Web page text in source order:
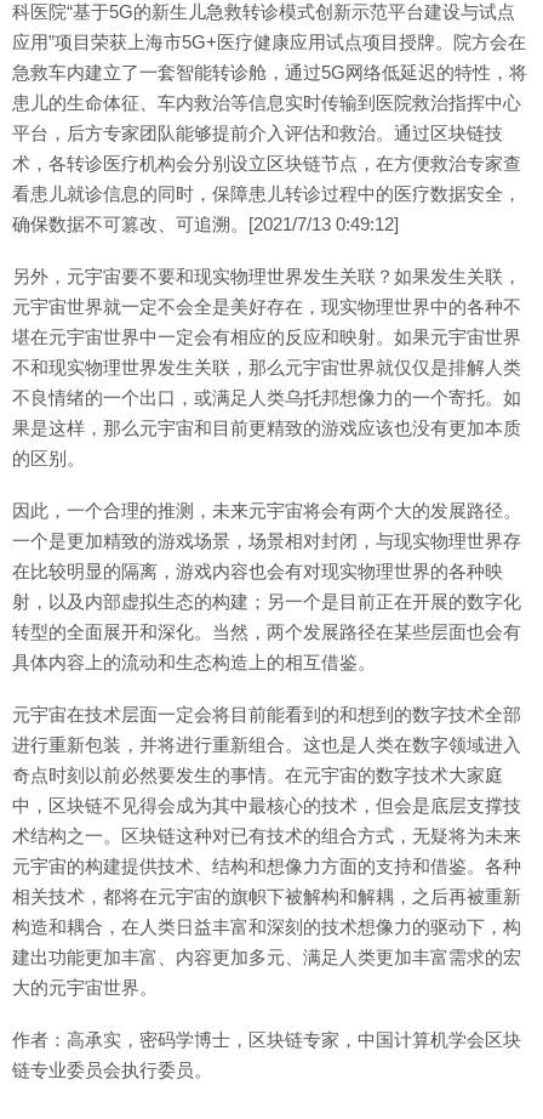
科医院“基于5G的新生儿急救转诊模式创新示范平台建设与试点
应用”项目荣获上海市5G+医疗健康应用试点项目授牌。院方会在
急救车内建立了一套智能转诊舱，通过5G网络低延迟的特性，将
患儿的生命体征、车内救治等信息实时传输到医院救治指挥中心
平台，后方专家团队能够提前介入评估和救治。通过区块链技
术，各转诊医疗机构会分别设立区块链节点，在方便救治专家查
看患儿就诊信息的同时，保障患儿转诊过程中的医疗数据安全，
确保数据不可篡改、可追溯。[2021/7/13 0:49:12]
另外，元宇宙要不要和现实物理世界发生关联？如果发生关联，
元宇宙世界就一定不会全是美好存在，现实物理世界中的各种不
堪在元宇宙世界中一定会有相应的反应和映射。如果元宇宙世界
不和现实物理世界发生关联，那么元宇宙世界就仅仅是排解人类
不良情绪的一个出口，或满足人类乌托邦想像力的一个寄托。如
果是这样，那么元宇宙和目前更精致的游戏应该也没有更加本质
的区别。
因此，一个合理的推测，未来元宇宙将会有两个大的发展路径。
一个是更加精致的游戏场景，场景相对封闭，与现实物理世界存
在比较明显的隔离，游戏内容也会有对现实物理世界的各种映
射，以及内部虚拟生态的构建；另一个是目前正在开展的数字化
转型的全面展开和深化。当然，两个发展路径在某些层面也会有
具体内容上的流动和生态构造上的相互借鉴。
元宇宙在技术层面一定会将目前能看到的和想到的数字技术全部
进行重新包装，并将进行重新组合。这也是人类在数字领域进入
奇点时刻以前必然要发生的事情。在元宇宙的数字技术大家庭
中，区块链不见得会成为其中最核心的技术，但会是底层支撑技
术结构之一。区块链这种对已有技术的组合方式，无疑将为未来
元宇宙的构建提供技术、结构和想像力方面的支持和借鉴。各种
相关技术，都将在元宇宙的旗帜下被解构和解耦，之后再被重新
构造和耦合，在人类日益丰富和深刻的技术想像力的驱动下，构
建出功能更加丰富、内容更加多元、满足人类更加丰富需求的宏
大的元宇宙世界。
作者：高承实，密码学博士，区块链专家，中国计算机学会区块
链专业委员会执行委员。